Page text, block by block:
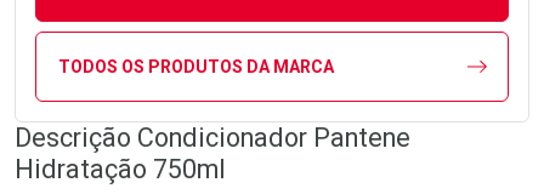
TODOS OS PRODUTOS DA MARCA
Descrição Condicionador Pantene
Hidratação 750ml